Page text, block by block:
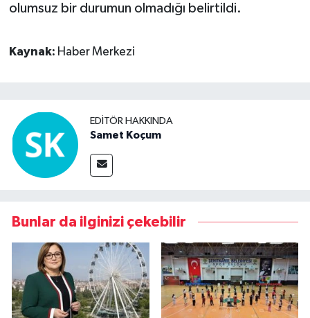
olumsuz bir durumun olmadığı belirtildi.
Kaynak: Haber Merkezi
EDITÖR HAKKINDA
Samet Koçum
Bunlar da ilginizi çekebilir